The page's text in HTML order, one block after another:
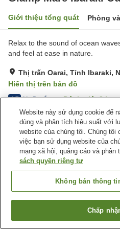
Giới thiệu tổng quát Phòng
Relax to the sound of ocean
and feel at ease in nature.
Thị trấn Oarai, Tỉnh Ibaraki,
Hiển thị trên bản đồ
4.7 Xuất sắc Đánh giá:3lượt
Trang chủ Nhật Bản Tỉnh
Glamp Mare Ibaraki Oarai
Tìm
Website này sử dụng cookie để
dùng và phân tích hiệu suất với
website của chúng tôi. Chúng tôi
việc bạn sử dụng website của
mạng xã hội, quảng cáo và phân
sách quyền riêng tư
Không bán thông
Chấp